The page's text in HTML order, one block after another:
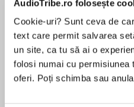
AudioTribe.ro folosește
Cookie-uri? Sunt ceva de
text care permit salvarea
un site, ca tu să ai o
folosi numai cu
oferi. Poți schimba sau
Desprecarte
New York Times
Brett returns to his